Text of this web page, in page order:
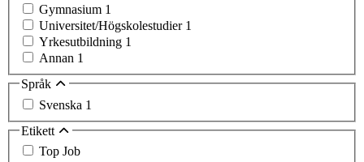
Gymnasium 1
Universitet/Högskolestudier 1
Yrkesutbildning 1
Annan 1
Språk
Svenska 1
Etikett
Top Job